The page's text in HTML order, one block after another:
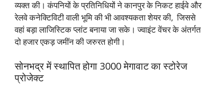
व्यक्त की। कंपनियों के प्रतिनिधियों ने कानपुर के निकट हाईवे और
रेलवे कनेक्टिविटी वाली भूमि की भी आवश्यकता शेयर की, जिससे
वहां बड़ा लाजिस्टिक प्लांट बनाया जा सके। ज्वाइंट वेंचर के अंतर्गत
दो हजार एकड़ जमींन की जरुरत होगी।
सोनभद्र में स्थापित होगा 3000 मेगावाट का स्टोरेज
प्रोजेक्ट